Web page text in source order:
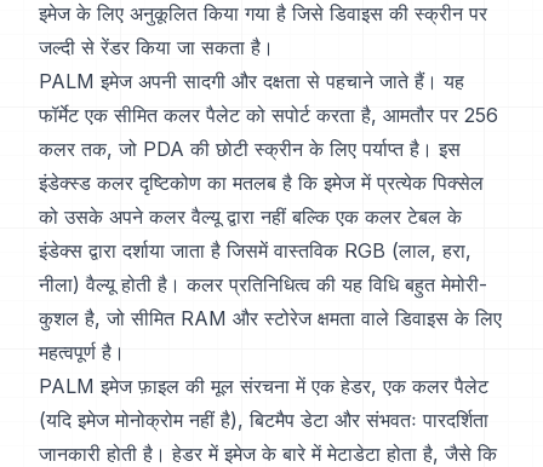
इमेज के लिए अनुकूलित किया गया है जिसे डिवाइस की स्क्रीन पर
जल्दी से रेंडर किया जा सकता है।
PALM इमेज अपनी सादगी और दक्षता से पहचाने जाते हैं। यह
फॉर्मेट एक सीमित कलर पैलेट को सपोर्ट करता है, आमतौर पर 256
कलर तक, जो PDA की छोटी स्क्रीन के लिए पर्याप्त है। इस
इंडेक्स्ड कलर दृष्टिकोण का मतलब है कि इमेज में प्रत्येक पिक्सेल
को उसके अपने कलर वैल्यू द्वारा नहीं बल्कि एक कलर टेबल के
इंडेक्स द्वारा दर्शाया जाता है जिसमें वास्तविक RGB (लाल, हरा,
नीला) वैल्यू होती है। कलर प्रतिनिधित्व की यह विधि बहुत मेमोरी-
कुशल है, जो सीमित RAM और स्टोरेज क्षमता वाले डिवाइस के लिए
महत्वपूर्ण है।
PALM इमेज फ़ाइल की मूल संरचना में एक हेडर, एक कलर पैलेट
(यदि इमेज मोनोक्रोम नहीं है), बिटमैप डेटा और संभवतः पारदर्शिता
जानकारी होती है। हेडर में इमेज के बारे में मेटाडेटा होता है, जैसे कि